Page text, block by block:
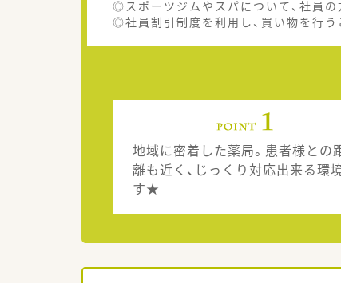
◎スポーツジムやスパについて、社員の
◎社員割引制度を利用し、買い物を行う
地域に密着した薬局。患者様との
離も近く、じっくり対応出来る環
す★